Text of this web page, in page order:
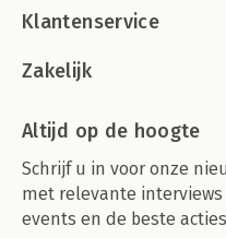
Klantenservice
Zakelijk
Altijd op de hoogte
Schrijf u in voor onze
met relevante
events en de beste